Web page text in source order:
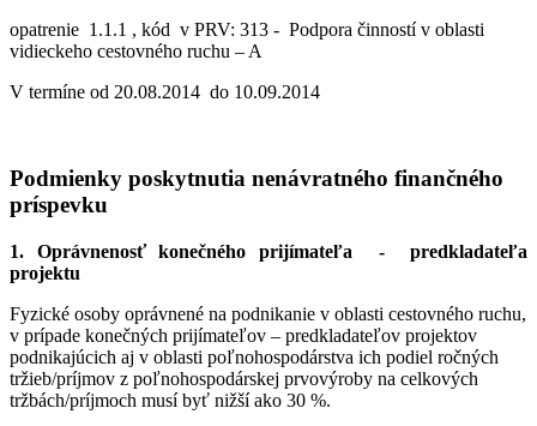
opatrenie 1.1.1 , kód v PRV: 313 - Podpora činností v oblasti
vidieckeho cestovného ruchu – A
V termíne od 20.08.2014 do 10.09.2014
Podmienky poskytnutia nenávratného finančného
príspevku
1. Oprávnenosť konečného prijímateľa - predkladateľa
projektu
Fyzické osoby oprávnené na podnikanie v oblasti cestovného ruchu,
v prípade konečných prijímateľov – predkladateľov projektov
podnikajúcich aj v oblasti poľnohospodárstva ich podiel ročných
tržieb/príjmov z poľnohospodárskej prvovýroby na celkových
tržbách/príjmoch musí byť nižší ako 30 %.